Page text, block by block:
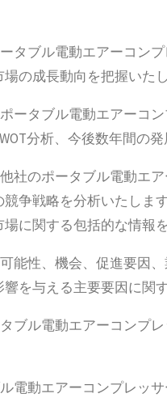
タブル電動エアーコン
の成長動向を把握いたし
ータブル電動エアーコ
分析、今後数年間の
社のポータブル電動エ
争戦略を分析いたしま
に関する包括的な情報
能性、機会、促進要因
を与える主要要因に関
ブル電動エアーコンプ
電動エアーコンプレッ